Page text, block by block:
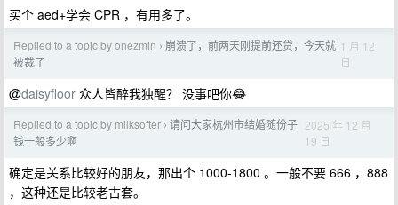
买个 aed+学会 CPR ，有用多了。
Replied to a topic by onezmin › 崩溃了，前两天刚提前还贷，今天就
被裁了
1 月 12
日
@daisyfloor 众人皆醉我独醒？ 没事吧你😂
Replied to a topic by milksofter › 请问大家杭州市结婚随份子
钱一般多少啊
2025 年 12 月
19 日
确定是关系比较好的朋友，那出个 1000-1800 。一般不要 666 ，888
，这种还是比较老古套。